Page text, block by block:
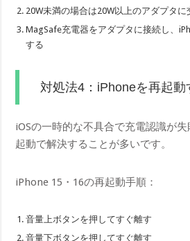
20W未満の場合は20W以上のアダプタに
MagSafe充電器をアダプタに接続し、
する
対処法4：iPhoneを再起動
iOSの一時的な不具合で充電認識が
起動で解決することが多いです。
iPhone 15・16の再起動手順：
音量上ボタンを押してすぐ離す
音量下ボタンを押してすぐ離す